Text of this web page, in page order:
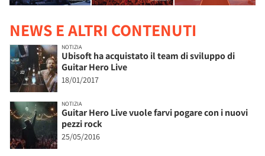
NEWS E ALTRI CONTENUTI
NOTIZIA
Ubisoft ha acquistato il team di sviluppo di
Guitar Hero Live
18/01/2017
NOTIZIA
Guitar Hero Live vuole farvi pogare con i nuovi
pezzi rock
25/05/2016